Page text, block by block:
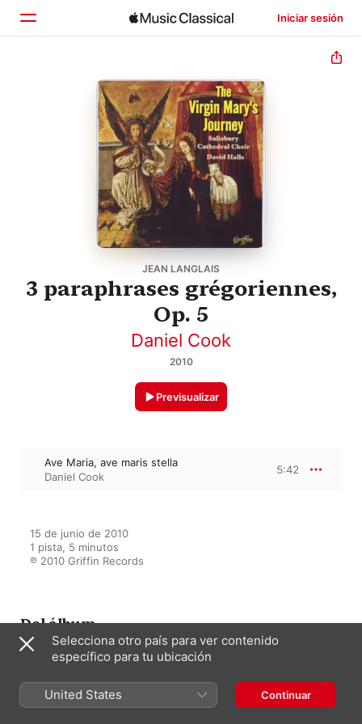
Iniciar sesión
Explorar
JEAN LANGLAIS
3 paraphrases grégoriennes,
Op. 5
Daniel Cook
2010
Previsualizar
Ave Maria, ave maris stella
Daniel Cook
5:42
15 de junio de 2010
1 pista, 5 minutos
℗ 2010 Griffin Records
Del álbum
The Virgin Mary's Journey
David Halls Simon Jacobs (organ),
Salisbury Cathedral Choir,Daniel
Selecciona otro país para ver contenido
específico para tu ubicación
United States Continuar